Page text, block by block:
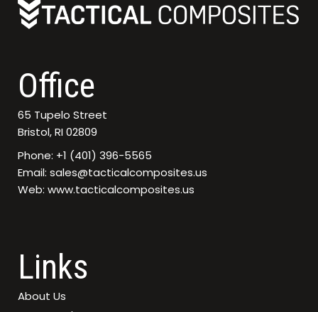
Office
65 Tupelo Street
Bristol, RI 02809
Phone: +1 (401) 396-5565
Email: sales@tacticalcomposites.us
Web: www.tacticalcomposites.us
Links
About Us